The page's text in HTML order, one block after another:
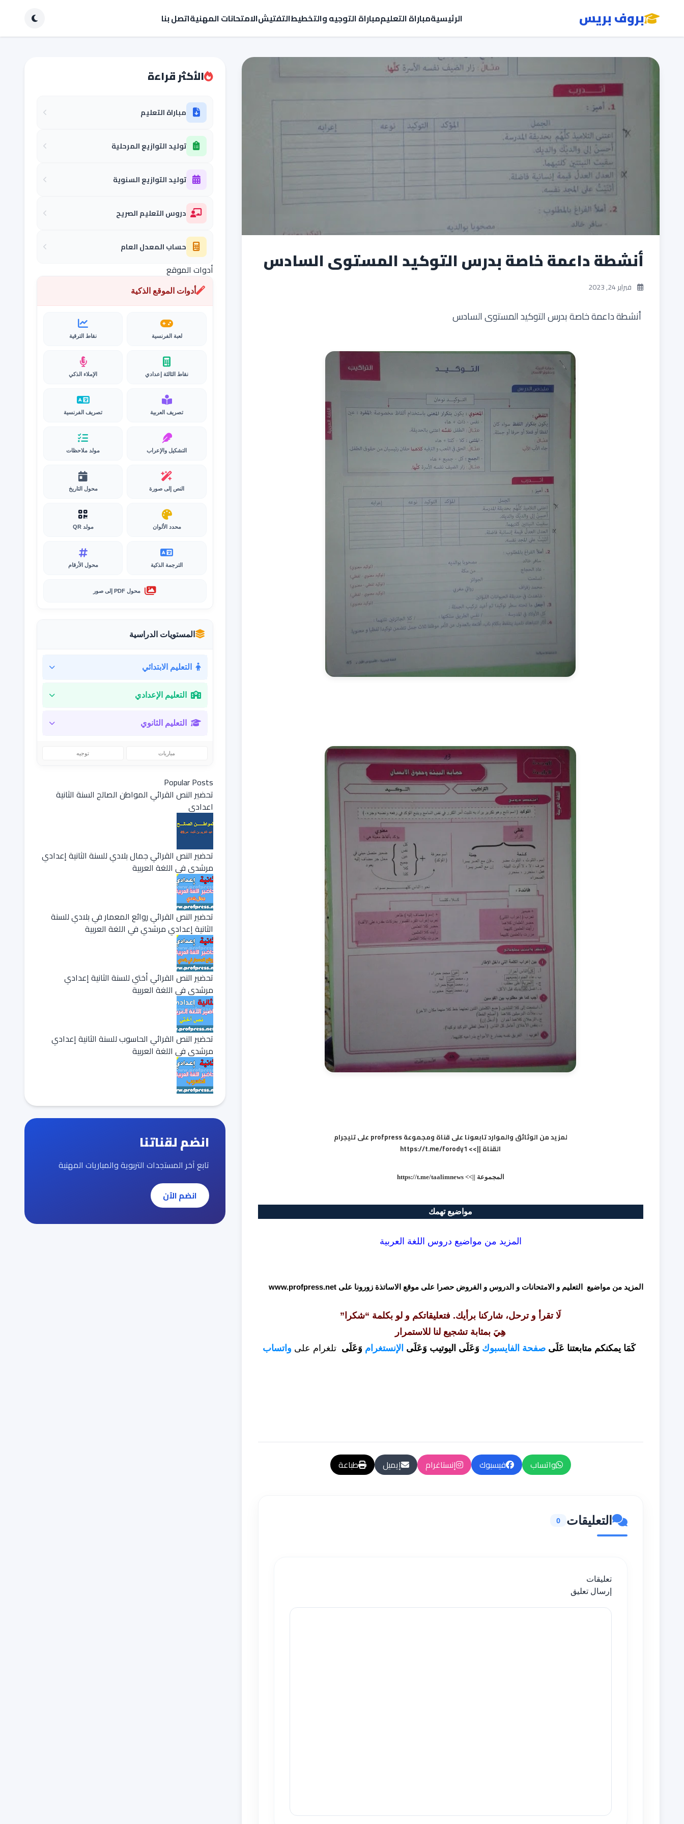
بروف بريس الرئيسيةمباراة التعليممباراة التوجيه والتخطيطالتفتيشالامتحانات المهنيةاتصل بنا
أنشطة داعمة خاصة بدرس التوكيد المستوى السادس
فبراير 24, 2023
أنشطة داعمة خاصة بدرس التوكيد المستوى السادس
لمزيد من الوثائق والموارد تابعونا على قناة ومجموعة profpress على تليجرام
القناة ||>> https://t.me/forody1
المجموعة ||>>https://t.me/taalimnews
مواضيع تهمك
المزيد من مواضيع دروس اللغة العربية
المزيد من مواضيع التعليم و الامتحانات و الدروس و الفروض حصرا على موقع الاساتذة زورونا على www.profpress.net
لَا تقرأ و ترحل، شاركنا برأيك. فتعليقاتكم و لو بكلمة “شكرا”
هِيَ بمثابة تشجيع لنا للاستمرار
كَمَا يمكنكم متابعتنا عَلَى صفحة الفايسبوك وَعَلَى اليوتيب وَعَلَى الإنستغرام وَعَلَى تلغرام على واتساب
واتساب فيسبوك إنستاغرام إيميل طباعة
التعليقات 0
تعليقات
إرسال تعليق
الأكثر قراءة
مباراة التعليم
توليد التوازيع المرحلية
توليد التوازيع السنوية
دروس التعليم الصريح
حساب المعدل العام
أدوات الموقع
أدوات الموقع الذكية
لعبة الفرنسية نقاط الترقية
نقاط الثالثة إعدادي الإملاء الذكي
تصريف العربية تصريف الفرنسية
التشكيل والإعراب مولد ملاحظات
النص إلى صورة محول التاريخ
محدد الألوان مولد QR
الترجمة الذكية محول الأرقام
محول PDF إلى صور
المستويات الدراسية
التعليم الابتدائي
التعليم الإعدادي
التعليم الثانوي
مباريات توجيه
Popular Posts
تحضير النص القرائي المواطن الصالح السنة الثانية
اعدادي
تحضير النص القرائي جمال بلادي للسنة الثانية إعدادي
مرشدي في اللغة العربية
تحضير النص القرائي روائع المعمار في بلادي للسنة
الثانية إعدادي مرشدي في اللغة العربية
تحضير النص القرائي أختي للسنة الثانية إعدادي
مرشدي في اللغة العربية
تحضير النص القرائي الحاسوب للسنة الثانية إعدادي
مرشدي في اللغة العربية
انضم لقناتنا
تابع آخر المستجدات التربوية والمباريات المهنية
انضم الآن